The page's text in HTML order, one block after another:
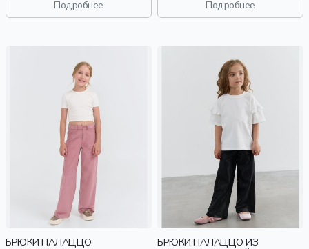
Подробнее
Подробнее
БРЮКИ ПАЛАЦЦО
БРЮКИ ПАЛАЦЦО ИЗ